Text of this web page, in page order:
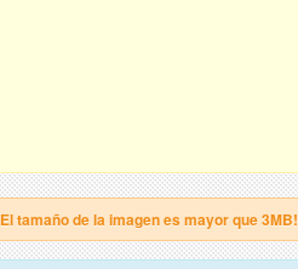
El tamaño de la imagen es mayor que 3MB!